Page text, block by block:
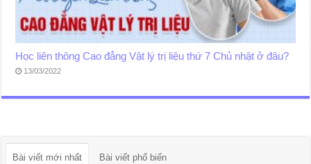
Học liên thông Cao đẳng Vật lý trị liệu thứ 7 Chủ nhật ở đâu?
13/03/2022
Bài viết mới nhất Bài viết phổ biến